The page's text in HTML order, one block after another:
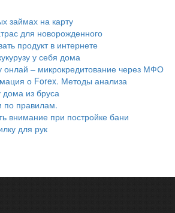
займах на карту
для новорожденного
продукт в интернете
у себя дома
онлай – микрокредитование через МФО
о Forex. Методы анализа
дома из бруса
по правилам.
внимание при постройке бани
для рук